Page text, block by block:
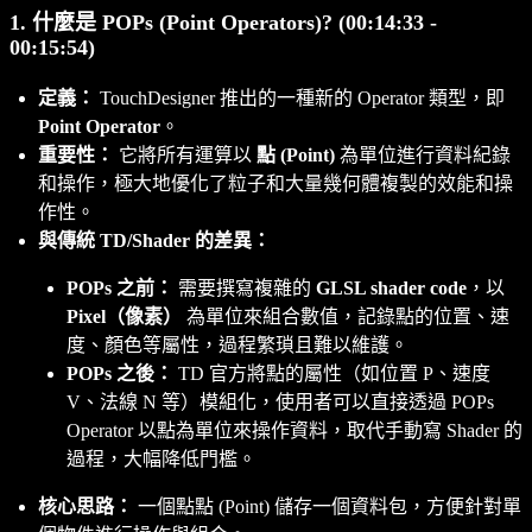
1. 什麼是 POPs (Point Operators)? (00:14:33 -
00:15:54)
定義： TouchDesigner 推出的一種新的 Operator 類型，即
Point Operator 。
重要性：
它將所有運算以 點 (Point) 為單位進行資料紀錄
和操作，極大地優化了粒子和大量幾何體複製的效能和操
作性。
與傳統 TD/Shader 的差異：
POPs 之前： 需要撰寫複雜的 GLSL shader code ，以
Pixel（像素）
為單位來組合數值，記錄點的位置、速
度、顏色等屬性，過程繁瑣且難以維護。
POPs 之後： TD 官方將點的屬性（如位置 P、速度
V、法線 N 等）模組化，使用者可以直接透過 POPs
Operator 以點為單位來操作資料，取代手動寫 Shader 的
過程，大幅降低門檻。
核心思路： 一個點點 (Point) 儲存一個資料包，方便針對單